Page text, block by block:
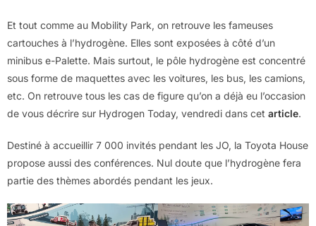
Et tout comme au Mobility Park, on retrouve les fameuses
cartouches à l’hydrogène. Elles sont exposées à côté d’un
minibus e-Palette. Mais surtout, le pôle hydrogène est concentré
sous forme de maquettes avec les voitures, les bus, les camions,
etc. On retrouve tous les cas de figure qu’on a déjà eu l’occasion
de vous décrire sur Hydrogen Today, vendredi dans cet article.
Destiné à accueillir 7 000 invités pendant les JO, la Toyota House
propose aussi des conférences. Nul doute que l’hydrogène fera
partie des thèmes abordés pendant les jeux.